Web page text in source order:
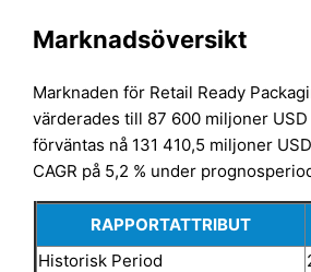
Marknadsöversikt
Marknaden för Retail Ready
värderades till 87 600 miljoner
förväntas nå 131 410,5 miljoner
CAGR på 5,2 % under
RAPPORTATTRIBUT
Historisk Period